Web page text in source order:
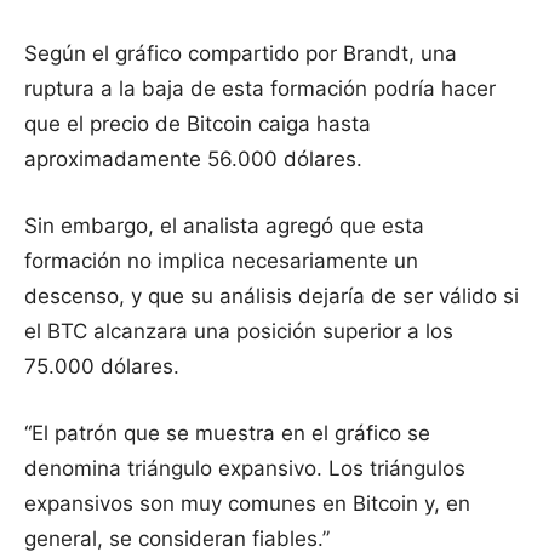
Según el gráfico compartido por Brandt, una
ruptura a la baja de esta formación podría hacer
que el precio de Bitcoin caiga hasta
aproximadamente 56.000 dólares.
Sin embargo, el analista agregó que esta
formación no implica necesariamente un
descenso, y que su análisis dejaría de ser válido si
el BTC alcanzara una posición superior a los
75.000 dólares.
“El patrón que se muestra en el gráfico se
denomina triángulo expansivo. Los triángulos
expansivos son muy comunes en Bitcoin y, en
general, se consideran fiables.”